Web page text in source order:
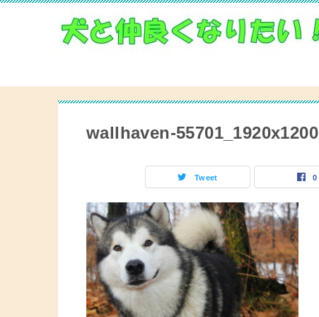
wallhaven-55701_1920x1200
Tweet 0